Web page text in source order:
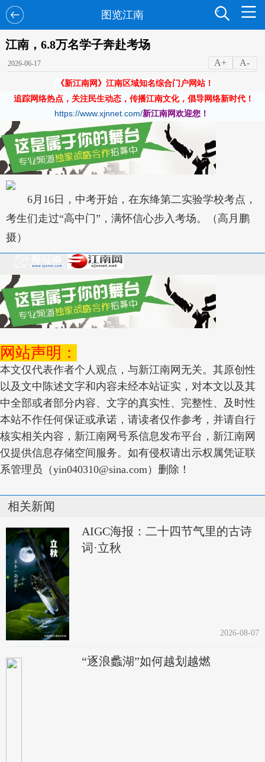
图览江南
江南，6.8万名学子奔赴考场
2026-06-17 A+ A-
《新江南网》江南区域知名综合门户网站！
追踪网络热点，关注民生动态，传播江南文化，倡导网络新时代！
https://www.xjnnet.com/新江南网欢迎您！
6月16日，中考开始，在东绛第二实验学校考点，
考生们走过“高中门”，满怀信心步入考场。（高月鹏
摄）
网站声明：
本文仅代表作者个人观点，与新江南网无关。其原创性
以及文中陈述文字和内容未经本站证实，对本文以及其
中全部或者部分内容、文字的真实性、完整性、及时性
本站不作任何保证或承诺，请读者仅作参考，并请自行
核实相关内容，新江南网号系信息发布平台，新江南网
仅提供信息存储空间服务。如有侵权请出示权属凭证联
系管理员（yin040310@sina.com）删除！
相关新闻
AIGC海报：二十四节气里的古诗
词·立秋
2026-08-07
“逐浪蠡湖”如何越划越燃